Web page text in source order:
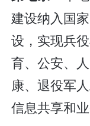
建设纳入国
设，实现兵
育、公安、
康、退役军
信息共享和业